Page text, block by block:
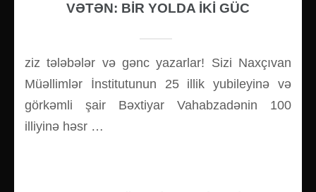
VƏTƏN: BİR YOLDA İKİ GÜC
ziz tələbələr və gənc yazarlar! Sizi Naxçıvan
Müəllimlər İnstitutunun 25 illik yubileyinə və
görkəmli şair Bəxtiyar Vahabzadənin 100
illiyinə həsr …